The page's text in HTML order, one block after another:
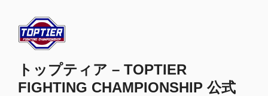
トップティア – TOPTIER
FIGHTING CHAMPIONSHIP 公式